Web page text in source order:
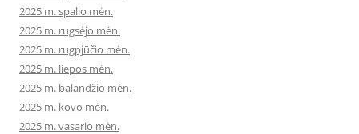
2025 m. spalio mėn.
2025 m. rugsėjo mėn.
2025 m. rugpjūčio mėn.
2025 m. liepos mėn.
2025 m. balandžio mėn.
2025 m. kovo mėn.
2025 m. vasario mėn.